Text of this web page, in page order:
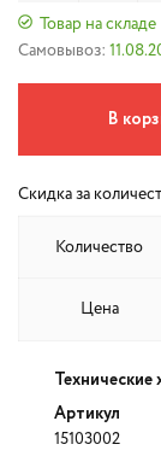
Товар на складе
Самовывоз:
В
Скидка за
Количество
Цена
Технические
Артикул
15103002